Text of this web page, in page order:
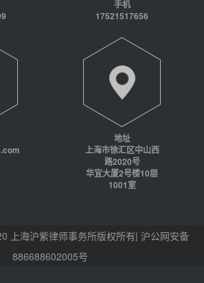
手机
17521517656
地址
上海市徐汇区中山西
路2020号
华宜大厦2号楼10层
1001室
上海沪紫律师事务所版权所有| 沪公网安备
886688602005号